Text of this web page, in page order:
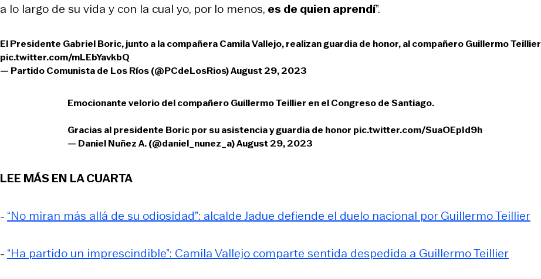
a lo largo de su vida y con la cual yo, por lo menos, es de quien aprendí”.
El Presidente Gabriel Boric, junto a la compañera Camila Vallejo, realizan guardia de honor, al compañero Guillermo Teillier
pic.twitter.com/mLEbYavkbQ
— Partido Comunista de Los Ríos (@PCdeLosRios)August 29, 2023
Emocionante velorio del compañero Guillermo Teillier en el Congreso de Santiago.
Gracias al presidente Boric por su asistencia y guardia de honor pic.twitter.com/SuaOEpId9h
— Daniel Nuñez A. (@daniel_nunez_a)August 29, 2023
LEE MÁS EN LA CUARTA
- “No miran más allá de su odiosidad”: alcalde Jadue defiende el duelo nacional por Guillermo Teillier
- “Ha partido un imprescindible”: Camila Vallejo comparte sentida despedida a Guillermo Teillier